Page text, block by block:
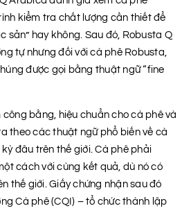
kiểm tra chất lượng cần thiết để
sản” hay không. Sau đó, Robusta Q
tự nhưng đối với cà phê Robusta,
được gọi bằng thuật ngữ “fine
bằng, hiệu chuẩn cho cà phê và
theo các thuật ngữ phổ biến về cà
đâu trên thế giới. Cà phê phải
cách với cùng kết quả, dù nó có
thế giới. Giấy chứng nhận sau đó
Cà phê (CQI) – tổ chức thành lập